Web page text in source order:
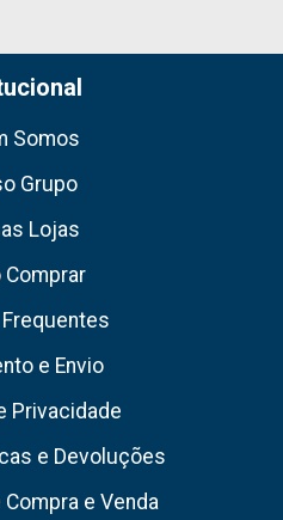
Somos
Grupo
Lojas
Comprar
e Envio
Privacidade
e Devoluções
e Venda